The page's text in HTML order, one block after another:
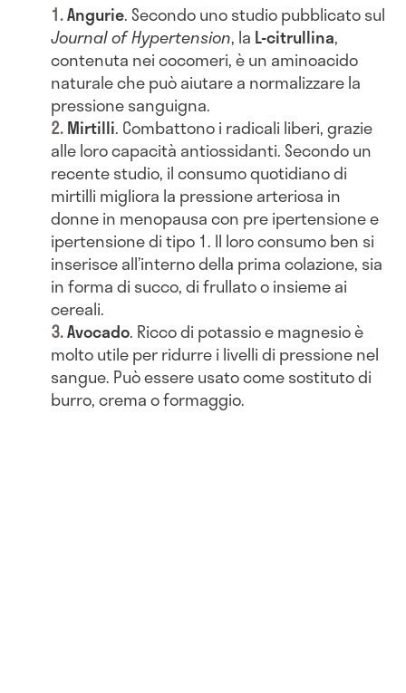
Angurie. Secondo uno studio pubblicato sul
Journal of Hypertension, la L-citrullina,
contenuta nei cocomeri, è un aminoacido
naturale che può aiutare a normalizzare la
pressione sanguigna.
Mirtilli. Combattono i radicali liberi, grazie
alle loro capacità antiossidanti. Secondo un
recente studio, il consumo quotidiano di
mirtilli migliora la pressione arteriosa in
donne in menopausa con pre ipertensione e
ipertensione di tipo 1. Il loro consumo ben si
inserisce all’interno della prima colazione, sia
in forma di succo, di frullato o insieme ai
cereali.
Avocado. Ricco di potassio e magnesio è
molto utile per ridurre i livelli di pressione nel
sangue. Può essere usato come sostituto di
burro, crema o formaggio.